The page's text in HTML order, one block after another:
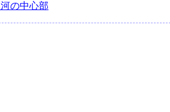
の中心部